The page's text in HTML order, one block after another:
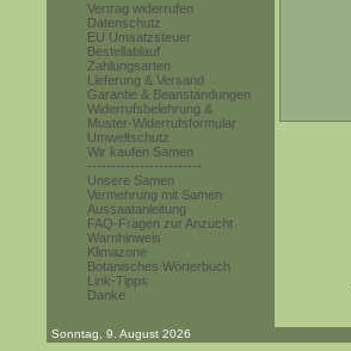
Vertrag widerrufen
Datenschutz
EU Umsatzsteuer
Bestellablauf
Zahlungsarten
Lieferung & Versand
Garantie & Beanstandungen
Widerrufsbelehrung &
Muster-Widerrufsformular
Umweltschutz
Wir kaufen Samen
------------------------
Unsere Samen
Vermehrung mit Samen
Aussaatanleitung
FAQ-Fragen zur Anzucht
Warnhinweis
Klimazone
Botanisches Wörterbuch
Link-Tipps
Danke
Sonntag, 9. August 2026